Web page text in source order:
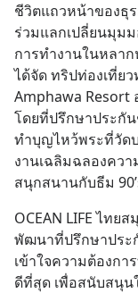
ชีวิตแถวหน้าของธุร
ร่วมแลกเปลี่ยนมุม
การทำงานในหลา
ได้จัด ทริปท่องเที่ย
Amphawa Resort
โดยที่ปรึกษาประกั
ทำบุญไหว้พระที่วัด
งานเฉลิมฉลองควา
สนุกสนานกับธีม
OCEAN LIFE ไท
พัฒนาที่ปรึกษาประ
เข้าใจความต้องก
ดีที่สุด เพื่อสนับสนุน